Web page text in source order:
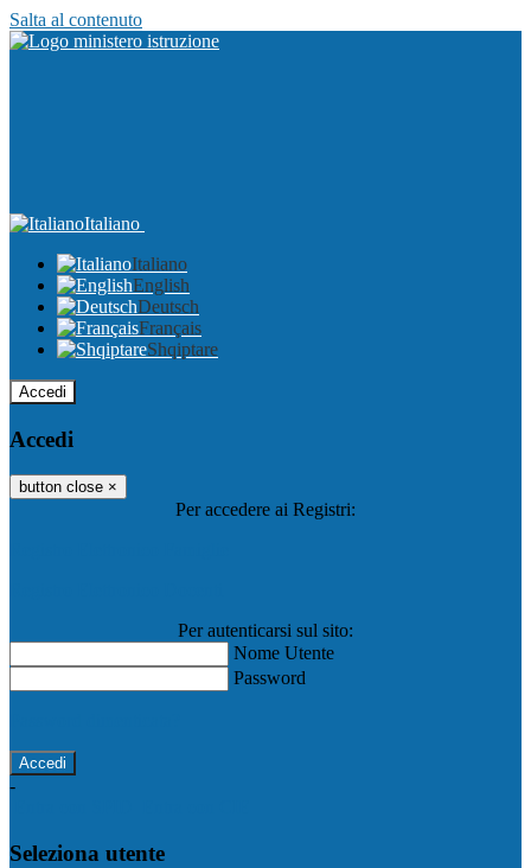
Salta al contenuto
Italiano
Italiano
English
Deutsch
Français
Shqiptare
Accedi
Accedi
button close ×
Per accedere ai Registri:
Per autenticarsi sul sito:
Nome Utente
Password
-
Seleziona utente